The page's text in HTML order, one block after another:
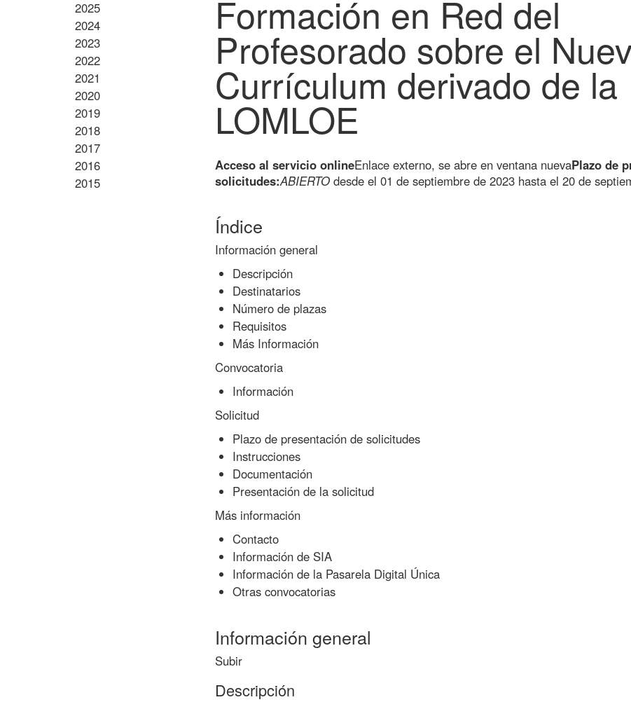
2025
2024
2023
2022
2021
2020
2019
2018
2017
2016
2015
Formación en Red del
Profesorado sobre el
Currículum derivado de la
LOMLOE
Acceso al servicio onlineEnlace externo, se abre en ventana nuevaPlazo de
solicitudes:ABIERTO desde el 01 de septiembre de 2023 hasta el 20 de
Índice
Información general
Descripción
Destinatarios
Número de plazas
Requisitos
Más Información
Convocatoria
Información
Solicitud
Plazo de presentación de solicitudes
Instrucciones
Documentación
Presentación de la solicitud
Más información
Contacto
Información de SIA
Información de la Pasarela Digital Única
Otras convocatorias
Información general
Subir
Descripción